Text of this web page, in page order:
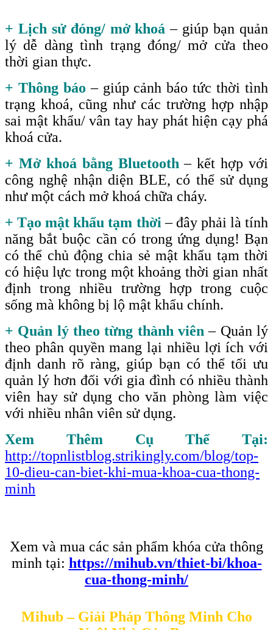
+ Lịch sử đóng/ mở khoá – giúp bạn quản
lý dễ dàng tình trạng đóng/ mở cửa theo
thời gian thực.
+ Thông báo – giúp cảnh báo tức thời tình
trạng khoá, cũng như các trường hợp nhập
sai mật khẩu/ vân tay hay phát hiện cạy phá
khoá cửa.
+ Mở khoá bằng Bluetooth – kết hợp với
công nghệ nhận diện BLE, có thể sử dụng
như một cách mở khoá chữa cháy.
+ Tạo mật khẩu tạm thời – đây phải là tính
năng bắt buộc cần có trong ứng dụng! Bạn
có thể chủ động chia sẻ mật khẩu tạm thời
có hiệu lực trong một khoảng thời gian nhất
định trong nhiều trường hợp trong cuộc
sống mà không bị lộ mật khẩu chính.
+ Quản lý theo từng thành viên – Quản lý
theo phân quyền mang lại nhiều lợi ích với
định danh rõ ràng, giúp bạn có thể tối ưu
quản lý hơn đối với gia đình có nhiều thành
viên hay sử dụng cho văn phòng làm việc
với nhiều nhân viên sử dụng.
Xem Thêm Cụ Thể Tại:
http://topnlistblog.strikingly.com/blog/top-
10-dieu-can-biet-khi-mua-khoa-cua-thong-
minh
Xem và mua các sản phẩm khóa cửa thông
minh tại: https://mihub.vn/thiet-bi/khoa-
cua-thong-minh/
Mihub – Giải Pháp Thông Minh Cho